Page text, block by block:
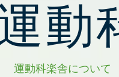
動
運動科楽舎について